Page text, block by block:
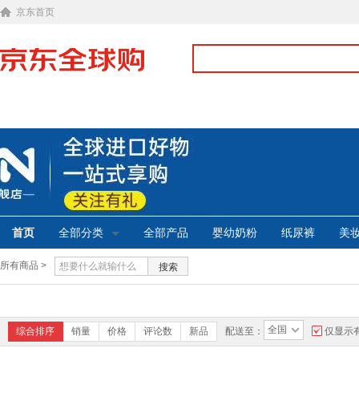
京东首页
首页 全部分类 全部产品 婴幼奶粉 纸尿裤 美
所有商品 > 搜索
综合排序 销量 价格 评论数 新品 配送至： 全国 仅显示